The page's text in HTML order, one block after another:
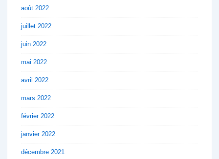
août 2022
juillet 2022
juin 2022
mai 2022
avril 2022
mars 2022
février 2022
janvier 2022
décembre 2021